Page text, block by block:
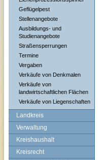
Geflügelpest
Stellenangebote
Ausbildungs- und
Studienangebote
Straßensperrungen
Termine
Vergaben
Verkäufe von Denkmalen
Verkäufe von
landwirtschaftlichen Flächen
Verkäufe von Liegenschaften
Landkreis
Verwaltung
Kreishaushalt
Kreisrecht